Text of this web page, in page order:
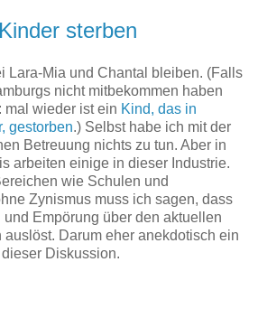
sterben
Lara-Mia und Chantal bleiben. (Falls
nicht mitbekommen haben
mal wieder ist ein Kind, das in
gestorben.) Selbst habe ich mit der
Betreuung nichts zu tun. Aber in
arbeiten einige in dieser Industrie.
wie Schulen und
Zynismus muss ich sagen, dass
Empörung über den aktuellen
Darum eher anekdotisch ein
Diskussion.